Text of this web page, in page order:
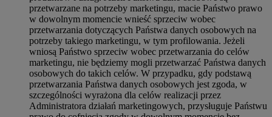
przetwarzane na potrzeby marketingu, macie Państwo prawo
w dowolnym momencie wnieść sprzeciw wobec
przetwarzania dotyczących Państwa danych osobowych na
potrzeby takiego marketingu, w tym profilowania. Jeżeli
wniosą Państwo sprzeciw wobec przetwarzania do celów
marketingu, nie będziemy mogli przetwarzać Państwa danych
osobowych do takich celów. W przypadku, gdy podstawą
przetwarzania Państwa danych osobowych jest zgoda, w
szczególności wyrażona dla celów realizacji przez
Administratora działań marketingowych, przysługuje Państwu